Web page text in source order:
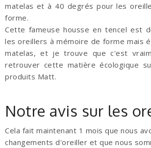
matelas et à 40 degrés pour les
forme.
Cette fameuse housse en tencel est
les oreillers à mémoire de forme mais
matelas, et je trouve que c'est
retrouver cette matière écologique
produits Matt.
Notre avis sur les
Cela fait maintenant 1 mois que nous
changements d'oreiller et que nous